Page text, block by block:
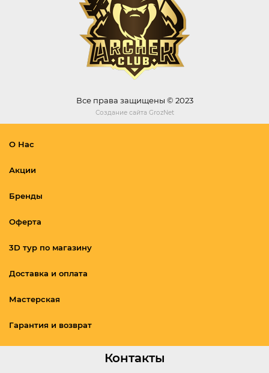
Все права защищены © 2023
Создание сайта GrozNet
О Нас
Акции
Бренды
Оферта
3D тур по магазину
Доставка и оплата
Мастерская
Гарантия и возврат
Контакты